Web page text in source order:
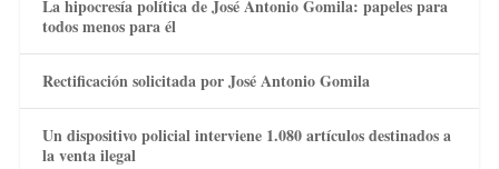
La hipocresía política de José Antonio Gomila: papeles para
todos menos para él
Rectificación solicitada por José Antonio Gomila
Un dispositivo policial interviene 1.080 artículos destinados a
la venta ilegal